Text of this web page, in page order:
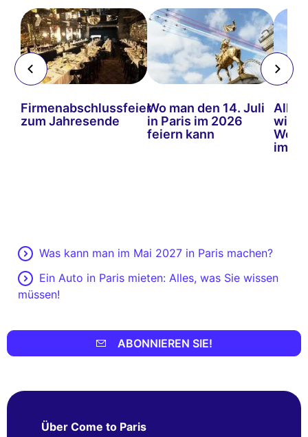
Firmenabschlussfeier
zum Jahresende
Wo man den 14. Juli
in Paris im 2026
feiern kann
im
Was kann man im Mai 2027 in Paris machen?
Ein Auto in Paris mieten: Alles, was Sie wissen
müssen!
ABONNIEREN SIE!
Über Come to Paris